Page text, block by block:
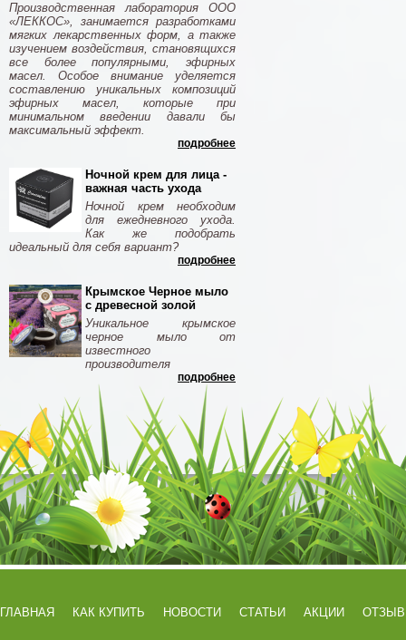
Производственная лаборатория ООО
«ЛЕККОС», занимается разработками
мягких лекарственных форм, а также
изучением воздействия, становящихся
все более популярными, эфирных
масел. Особое внимание уделяется
составлению уникальных композиций
эфирных масел, которые при
минимальном введении давали бы
максимальный эффект.
подробнее
Ночной крем для лица -
важная часть ухода
Ночной крем необходим
для ежедневного ухода.
Как же подобрать
идеальный для себя вариант?
подробнее
Крымское Черное мыло
с древесной золой
Уникальное крымское
черное мыло от
известного
производителя
подробнее
ГЛАВНАЯ КАК КУПИТЬ НОВОСТИ СТАТЬИ АКЦИИ